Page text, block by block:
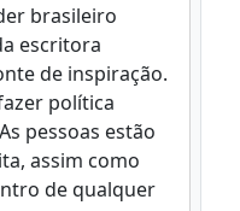
brasileiro
escritora
de inspiração.
política
pessoas estão
assim como
de qualquer